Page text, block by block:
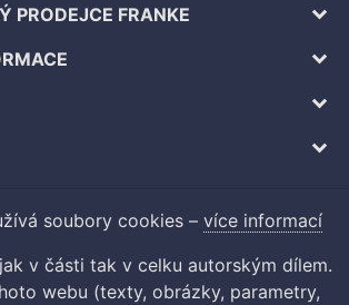
PRODEJCE FRANKE
soubory cookies – více informací
v části tak v celku autorským dílem.
webu (texty, obrázky, parametry,